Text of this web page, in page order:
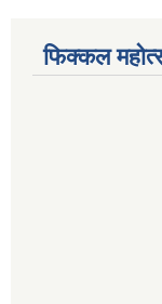
फिक्कल